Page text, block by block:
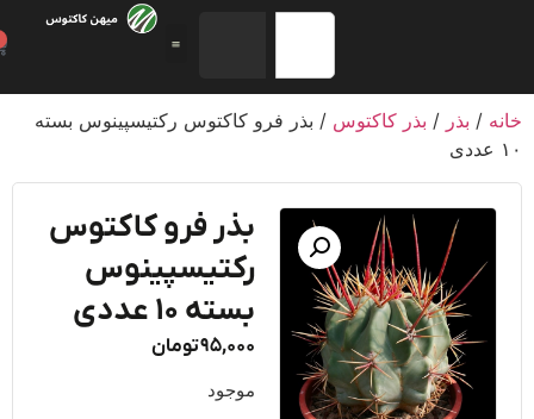
/بذر /بذر کاکتوس/ بذر فرو کاکتوس رکتیسپینوس بسته
بذر فرو کاکتوس
رکتیسپینوس
بسته ۱۰ عددی
95,000تومان
موجود